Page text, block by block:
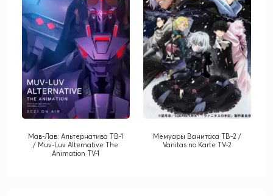
Мав-Лав: Альтернатива ТВ-1
/ Muv-Luv Alternative The
Animation TV-1
Мемуары Ванитаса ТВ-2 /
Vanitas no Karte TV-2